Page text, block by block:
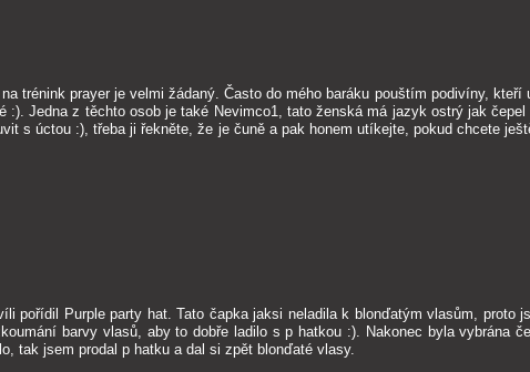
trénink prayer je velmi žádaný. Často do mého baráku pouštím podivíny, kteří
:). Jedna z těchto osob je také Nevimco1, tato ženská má jazyk ostrý jak
s úctou :), třeba ji řekněte, že je čuně a pak honem utíkejte, pokud chcete
pořídil Purple party hat. Tato čapka jaksi neladila k blonďatým vlasům, proto
barvy vlasů, aby to dobře ladilo s p hatkou :). Nakonec byla vybrána
tak jsem prodal p hatku a dal si zpět blonďaté vlasy.